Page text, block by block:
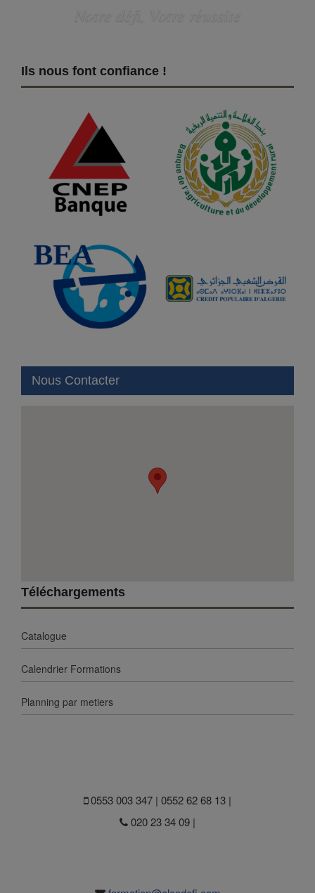
Ils nous font confiance !
Nous Contacter
Téléchargements
Catalogue
Calendrier Formations
Planning par metiers
0553 003 347 | 0552 62 68 13 |
020 23 34 09 |